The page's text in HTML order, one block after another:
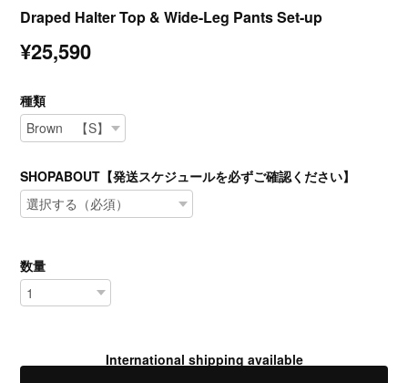
Draped Halter Top & Wide-Leg Pants Set-up
¥25,590
種類
SHOPABOUT【発送スケジュールを必ずご確認ください】
数量
International shipping available